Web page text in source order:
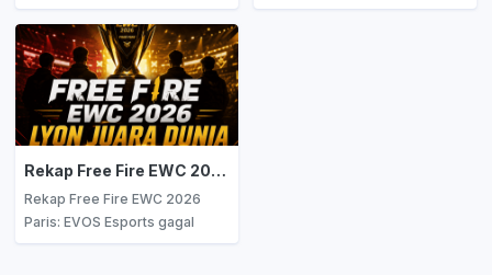
resmi rilis! Cek daftar lengkap
reward jalur Premium, Free
Pass, harga paket, dan fitur
Deluxe Crate setelah Level
100.
terpopuler di Indonesia dengan
Rekap Free Fire EWC 2026: EVOS Esports Gagal Pertahankan Gelar, LYON Cetak Rekor Juara Dunia!
Rekap Free Fire EWC 2026
Paris: EVOS Esports gagal
pertahankan gelar, LYON juara